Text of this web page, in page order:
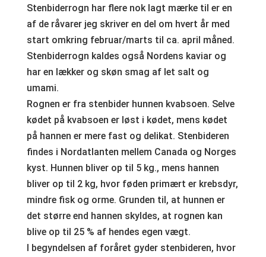
Stenbiderrogn har flere nok lagt mærke til er en
af de råvarer jeg skriver en del om hvert år med
start omkring februar/marts til ca. april måned.
Stenbiderrogn kaldes også Nordens kaviar og
har en lækker og skøn smag af let salt og
umami.
Rognen er fra stenbider hunnen kvabsoen. Selve
kødet på kvabsoen er løst i kødet, mens kødet
på hannen er mere fast og delikat. Stenbideren
findes i Nordatlanten mellem Canada og Norges
kyst. Hunnen bliver op til 5 kg., mens hannen
bliver op til 2 kg, hvor føden primært er krebsdyr,
mindre fisk og orme. Grunden til, at hunnen er
det større end hannen skyldes, at rognen kan
blive op til 25 % af hendes egen vægt.
I begyndelsen af foråret gyder stenbideren, hvor